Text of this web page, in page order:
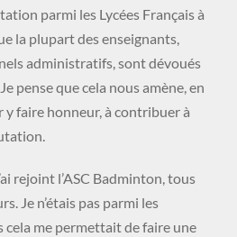
parmi les Lycées Français à
la plupart des enseignants,
administratifs, sont dévoués
pense que cela nous amène, en
y faire honneur, à contribuer à
rejoint l’ASC Badminton, tous
Je n’étais pas parmi les
cela me permettait de faire une